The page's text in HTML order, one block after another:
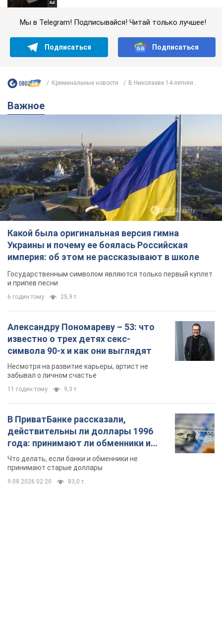
Мы в Telegram! Подписывайся! Читай только лучшее!
Подписаться Подписаться
Криминальные новости В Николаеве 14-летняя...
Важное
Какой была оригинальная версия гимна
Украины и почему ее боялась Российская
империя: об этом не рассказывают в школе
Государственным символом являются только первый куплет
и припев песни
6 годин тому 25,9 т.
Александру Пономареву – 53: что
известно о трех детях секс-
символа 90-х и как они выглядят
Несмотря на развитие карьеры, артист не
забывал о личном счастье
11 годин тому 9,3 т.
В ПриватБанке рассказали,
действительны ли доллары 1996
года: принимают ли обменники и
банки такие купюры
Что делать, если банки и обменники не
принимают старые доллары
9.08.2026 02:20 83,0 т.